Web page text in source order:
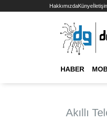
HakkımızdaKünye
HABER
Akıllı